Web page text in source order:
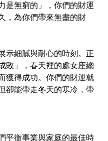
是無窮的」，你們的財運
，為你們帶來無盡的財
示細膩與耐心的時刻。正
敗」，春天裡的處女座總
獲得成功。你們的財運就
卻能帶走冬天的寒冷，帶
平衡事業與家庭的最佳時